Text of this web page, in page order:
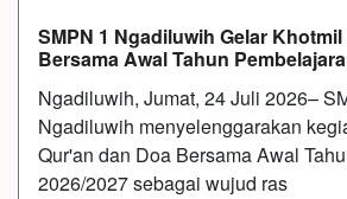
SMPN 1 Ngadiluwih Gelar
Bersama Awal Tahun
Ngadiluwih, Jumat, 24 Juli 2026–
Ngadiluwih menyelenggarakan
Qur'an dan Doa Bersama Awal
2026/2027 sebagai wujud ras